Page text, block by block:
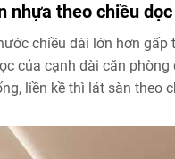
nhựa theo chiều dọc
chiều dài lớn hơn
của cạnh dài căn
liền kề thì lát sàn theo